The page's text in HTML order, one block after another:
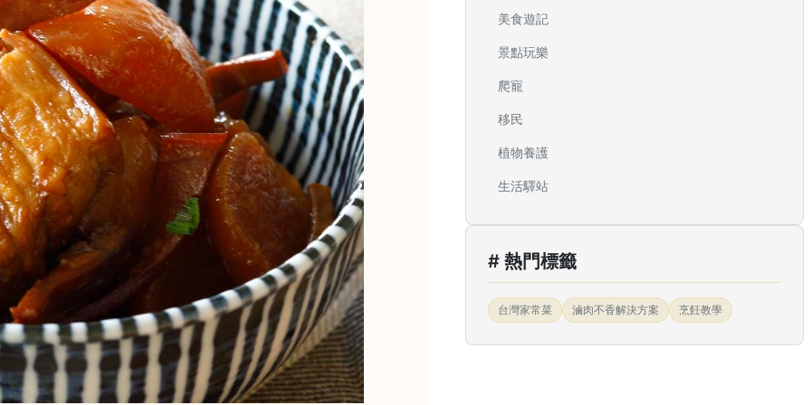
美食遊記
景點玩樂
爬寵
移民
植物養護
生活驛站
# 熱門標籤
台灣家常菜 滷肉不香解決方案 烹飪教學